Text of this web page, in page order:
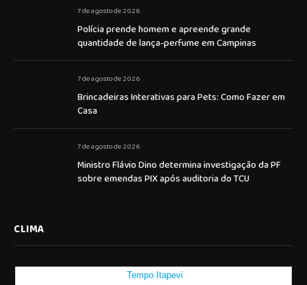
7 de agosto de 2026
Polícia prende homem e apreende grande
quantidade de lança-perfume em Campinas
7 de agosto de 2026
Brincadeiras Interativas para Pets: Como Fazer em
Casa
7 de agosto de 2026
Ministro Flávio Dino determina investigação da PF
sobre emendas PIX após auditoria do TCU
CLIMA